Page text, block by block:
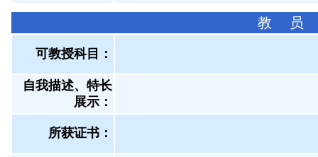
教 员
可教授科目：
自我描述、特长
展示 ：
所获证书 ：